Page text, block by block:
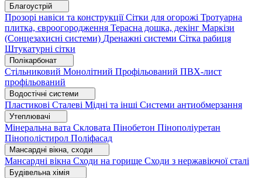
Благоустрій
Прозорі навіси та конструкціїСітки для огорожі Тротуарна
плитка, євроогородження Терасна дошка, декінг Маркізи
(Сонцезахисні системи) Дренажні системи Сітка рабиця
Штукатурні сітки
Полікарбонат
Стільниковий Монолітний Профільований ПВХ-лист
профільований
Водостічні системи
Пластикові Сталеві Мідні та інші Системи антиобмерзання
Утеплювачі
Мінеральна вата Скловата Пінобетон Пінополіуретан
Пінополістирол Поліфасад
Мансардні вікна, сходи
Мансардні вікна Сходи на горище Сходи з нержавіючої сталі
Будівельна хімія